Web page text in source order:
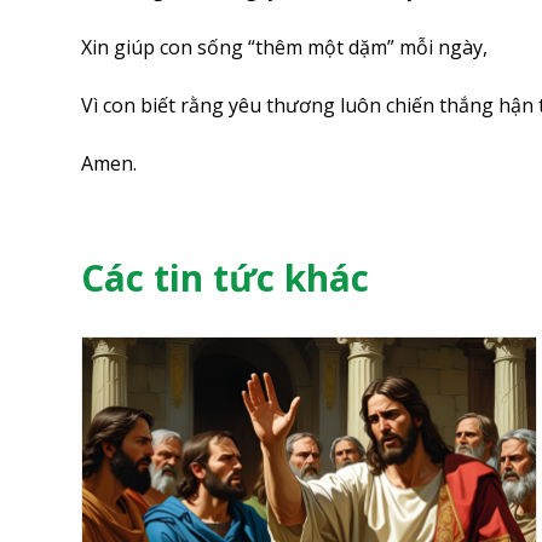
Xin giúp con sống “thêm một dặm” mỗi ngày,
Vì con biết rằng yêu thương luôn chiến thắng hận
Amen.
Các tin tức khác